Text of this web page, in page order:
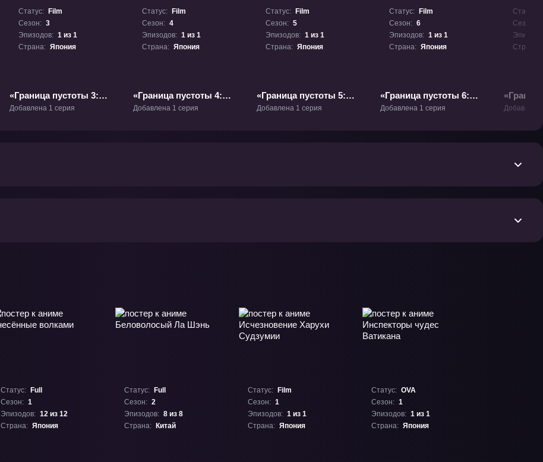
Статус:
Film
Сезон: 3
Эпизодов: 1 из 1
Страна: Япония
«Граница пустоты 3:
Оставшееся чувство
Добавлена 1 серия
Статус:
Film
Сезон: 4
Эпизодов: 1 из 1
Страна: Япония
«Граница пустоты 4:
Храм пустоты»
Добавлена 1 серия
Статус:
Film
Сезон: 5
Эпизодов: 1 из 1
Страна: Япония
«Граница пустоты 5:
Спираль парадокса»
Добавлена 1 серия
Статус:
Film
Сезон: 6
Эпизодов: 1 из 1
Страна: Япония
«Граница пустоты 6:
Мелодия забвения»
Добавлена 1 серия
Статус:
Сезон:
Страна:
Теория
Добавлена
Статус:
Full
Сезон: 1
Эпизодов: 12 из 12
Страна: Япония
Статус:
Full
Сезон: 2
Эпизодов: 8 из 8
Страна:
Китай
Статус:
Film
Сезон: 1
Эпизодов: 1 из 1
Страна: Япония
Статус: OVA
Сезон: 1
Эпизодов: 1 из 1
Страна: Япония